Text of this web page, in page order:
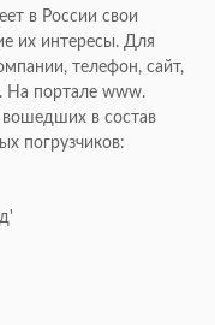
в России свои
их интересы. Для
телефон, сайт,
На портале www.
вошедших в состав
погрузчиков: